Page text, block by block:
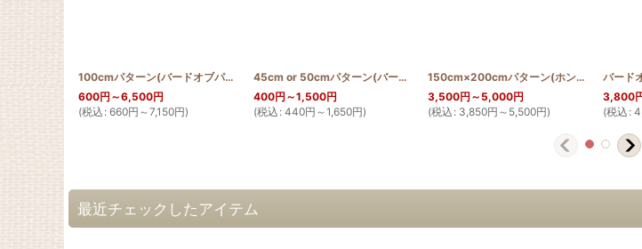
100cmパターン(バードオブパラダイス) [PATTERN_T110_BIRD]
600円 ～6,500円
(税込 : 660円 ～7,150円)
45cm or 50cmパターン(バードオブパラダイス) [PATTERN_T50_BIRD
]
400円 ～1,500円
(税込 : 440円 ～1,650円)
150cm×200cmパターン(ホンコンオーキッドとバードオブパラダイス)
3,500円 ～5,000円
(税込 : 3,850円 ～5,500円)
バード
3,800
(税込 :
最近チェックしたアイテム